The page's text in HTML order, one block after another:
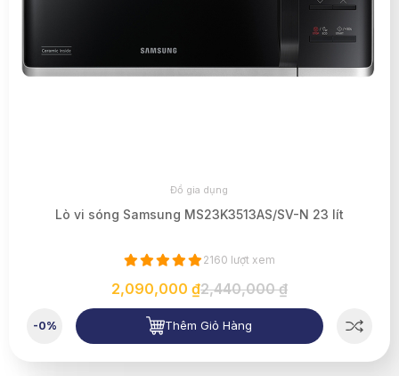
Đồ gia dụng
Lò vi sóng Samsung MS23K3513AS/SV-N 23 lít
2160 lượt xem
2,090,000 ₫2,440,000 ₫
-0% Thêm Giỏ Hàng